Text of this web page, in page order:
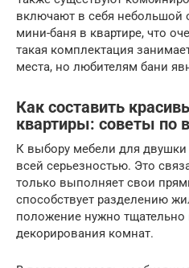
включают в себя небольшой
мини-баня в квартире, что
такая комплектация
места, но любителям бани
Как составить
квартиры: советы по
К выбору мебели для
всей серьезностью. Это
только выполняет свои
способствует разделению
положение нужно тщательно
декорирования комнат.